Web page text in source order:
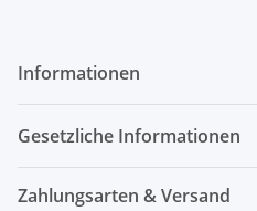
Informationen
Gesetzliche Informationen
Zahlungsarten & Versand